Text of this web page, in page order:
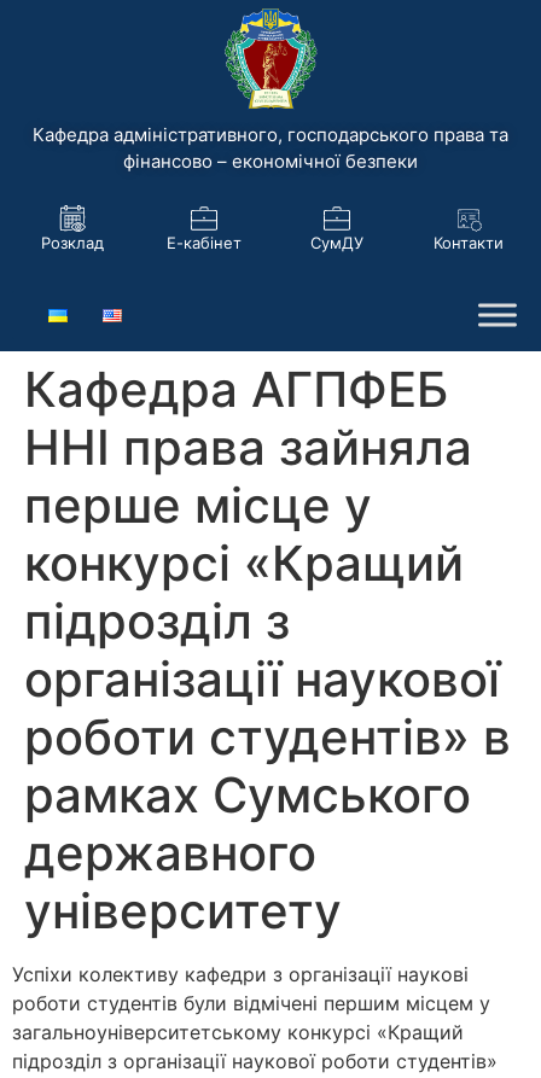
Кафедра адміністративного, господарського права та
фінансово – економічної безпеки
Розклад Е-кабінет СумДУ Контакти
Кафедра АГПФЕБ
ННІ права зайняла
перше місце у
конкурсі «Кращий
підрозділ з
організації наукової
роботи студентів» в
рамках Сумського
державного
університету
Успіхи колективу кафедри з організації наукові
роботи студентів були відмічені першим місцем у
загальноуніверситетському конкурсі «Кращий
підрозділ з організації наукової роботи студентів»